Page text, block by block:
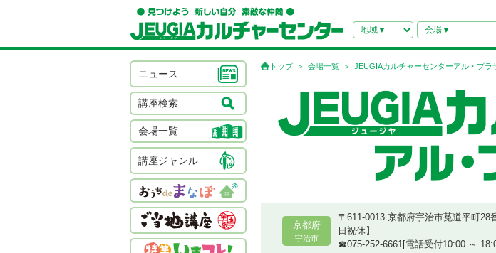
ニュース
講座検索
会場一覧
講座ジャンル
トップ 会場一覧 JEUGIAカルチャーセンターアル・プラ
京都府
宇治市
〒611-0013 京都府宇治市菟道平町
日祝休】
☎︎075-252-6661[電話受付10:00 ～